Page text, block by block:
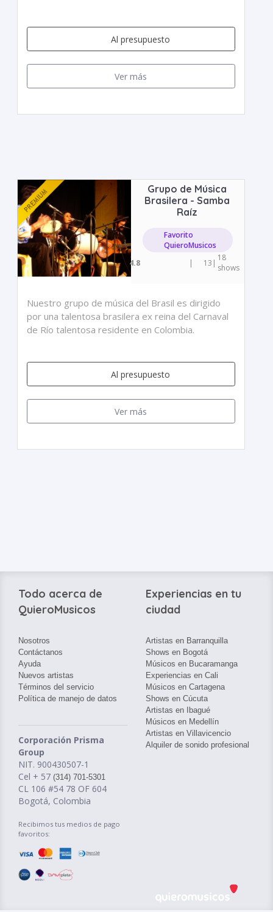
Al presupuesto
Ver más
Grupo de Música
Brasilera - Samba
Raíz
Favorito
QuieroMusicos
4.8
| 13 | 18
shows
Nuestro grupo de música del Brasil es dirigido
por una talentosa brasilera ex reina del Carnaval
de Río talentosa residente en Colombia.
Al presupuesto
Ver más
Todo acerca de
QuieroMusicos
Nosotros
Contáctanos
Ayuda
Nuevos artistas
Términos del servicio
Política de manejo de datos
Corporación Prisma
Group
NIT. 900430507-1
Cel + 57 (314) 701-5301
CL 106 #54 78 OF 604
Bogotá, Colombia
Recibimos tus medios de pago
favoritos:
Experiencias en tu
ciudad
Artistas en Barranquilla
Shows en Bogotá
Músicos en Bucaramanga
Experiencias en Cali
Músicos en Cartagena
Shows en Cúcuta
Artistas en Ibagué
Músicos en Medellín
Artistas en Villavicencio
Alquiler de sonido profesional